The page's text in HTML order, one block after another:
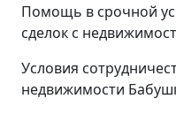
Помощь в срочной
сделок с
Условия
недвижимости